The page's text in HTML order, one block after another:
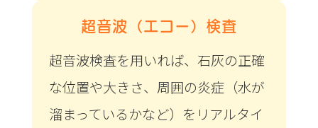
超音波（エコー）検査
超音波検査を用いれば、石灰の正確
な位置や大きさ、周囲の炎症（水が
溜まっているかなど）をリアルタイ